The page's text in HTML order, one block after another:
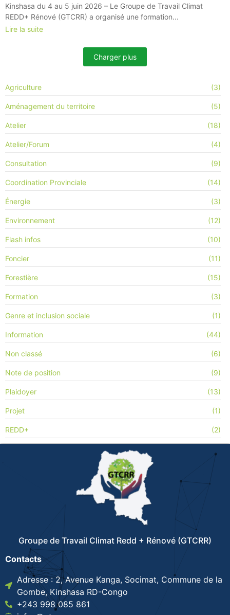
Kinshasa du 4 au 5 juin 2026 – Le Groupe de Travail Climat
REDD+ Rénové (GTCRR) a organisé une formation...
Lire la suite
Charger plus
Agriculture (3)
Aménagement du territoire (5)
Atelier (18)
Atelier/Forum (4)
Consultation (9)
Coordination Provinciale (14)
Énergie (3)
Environnement (12)
Flash infos (10)
Foncier (11)
Forestière (15)
Formation (3)
Genre et inclusion sociale (1)
Information (44)
Non classé (6)
Note de position (9)
Plaidoyer (13)
Projet (1)
REDD+ (2)
Groupe de Travail Climat Redd + Rénové (GTCRR)
Contacts
Adresse : 2, Avenue Kanga, Socimat, Commune de la
Gombe, Kinshasa RD-Congo
+243 998 085 861